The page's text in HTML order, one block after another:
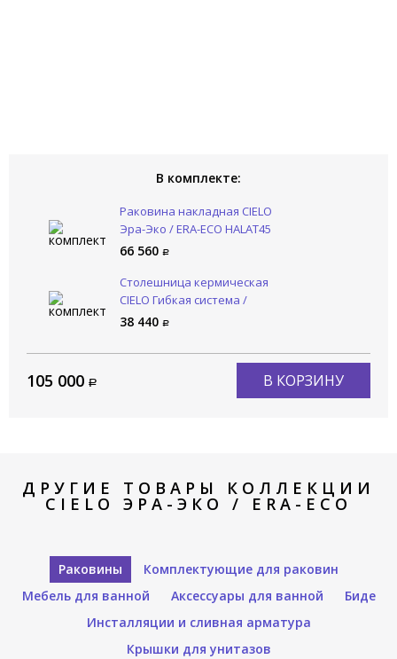
В комплекте:
Раковина накладная CIELO
Эра-Эко / ERA-ECO HALAT45
OL
66 560
Столешница кермическая
CIELO Гибкая система /
Multiplo MUPI50
38 440
105 000 В КОРЗИНУ
ДРУГИЕ ТОВАРЫ КОЛЛЕКЦИИ
CIELO ЭРА-ЭКО / ERA-ECO
Раковины
Комплектующие для раковин
Мебель для ванной
Аксессуары для ванной
Биде
Инсталляции и сливная арматура
Крышки для унитазов